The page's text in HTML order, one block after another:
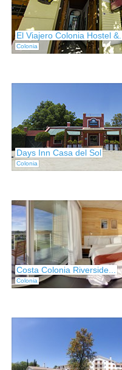
El Viajero Colonia Hostel &...
Colonia
Days Inn Casa del Sol
Colonia
Costa Colonia Riverside...
Colonia